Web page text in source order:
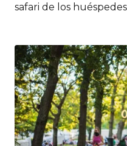
safari de los